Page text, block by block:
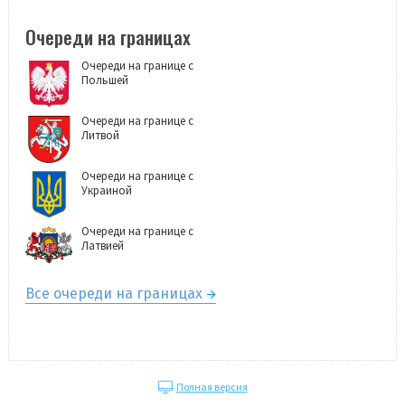
Очереди на границах
Очереди на границе с
Польшей
Очереди на границе с
Литвой
Очереди на границе с
Украиной
Очереди на границе с
Латвией
Все очереди на границах
Полная версия